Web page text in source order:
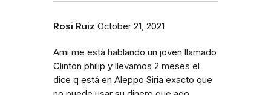
Rosi Ruiz October 21, 2021
Ami me está hablando un joven llamado
Clinton philip y llevamos 2 meses el
dice q está en Aleppo Siria exacto que